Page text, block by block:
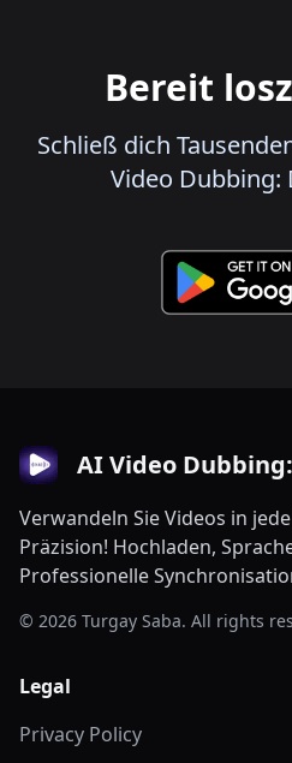
Bereit
Schließ dich
Video Dubbing:
AI Video
Verwandeln Sie Videos in
Präzision! Hochladen,
Professionelle
© 2026 Turgay Saba. All rights
Legal
Privacy Policy